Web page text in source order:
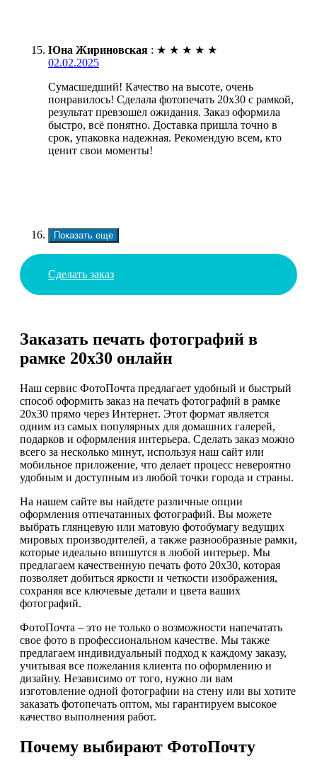
Юна Жириновская : ★ ★ ★ ★ ★
02.02.2025
Сумасшедший! Качество на высоте, очень
понравилось! Сделала фотопечать 20х30 с рамкой,
результат превзошел ожидания. Заказ оформила
быстро, всё понятно. Доставка пришла точно в
срок, упаковка надежная. Рекомендую всем, кто
ценит свои моменты!
Показать еще
Сделать заказ
Заказать печать фотографий в
рамке 20х30 онлайн
Наш сервис ФотоПочта предлагает удобный и быстрый
способ оформить заказ на печать фотографий в рамке
20х30 прямо через Интернет. Этот формат является
одним из самых популярных для домашних галерей,
подарков и оформления интерьера. Сделать заказ можно
всего за несколько минут, используя наш сайт или
мобильное приложение, что делает процесс невероятно
удобным и доступным из любой точки города и страны.
На нашем сайте вы найдете различные опции
оформления отпечатанных фотографий. Вы можете
выбрать глянцевую или матовую фотобумагу ведущих
мировых производителей, а также разнообразные рамки,
которые идеально впишутся в любой интерьер. Мы
предлагаем качественную печать фото 20х30, которая
позволяет добиться яркости и четкости изображения,
сохраняя все ключевые детали и цвета ваших
фотографий.
ФотоПочта – это не только о возможности напечатать
свое фото в профессиональном качестве. Мы также
предлагаем индивидуальный подход к каждому заказу,
учитывая все пожелания клиента по оформлению и
дизайну. Независимо от того, нужно ли вам
изготовление одной фотографии на стену или вы хотите
заказать фотопечать оптом, мы гарантируем высокое
качество выполнения работ.
Почему выбирают ФотоПочту